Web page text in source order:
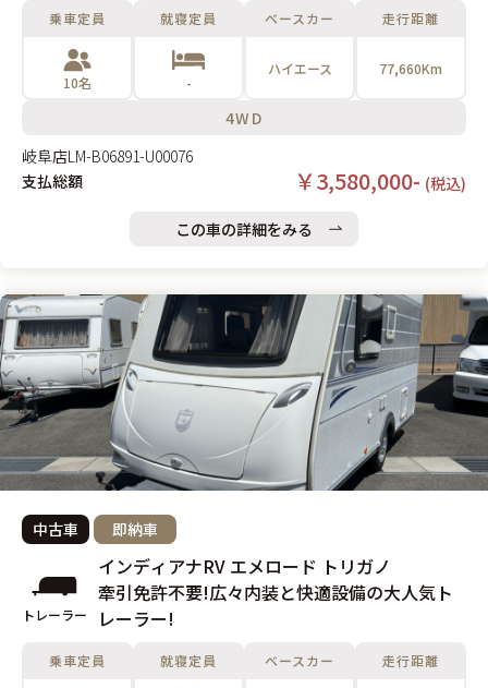
乗車定員
10名
就寝定員
-
ベースカー
ハイエース
走行距離
77,660Km
4WD
岐阜店LM-B06891-U00076
支払総額
￥3,580,000- (税込)
この車の詳細をみる
中古車 即納車
トレーラー
インディアナRV エメロード トリガノ
牽引免許不要!広々内装と快適設備の大人気ト
レーラー!
乗車定員 就寝定員 ベースカー 走行距離